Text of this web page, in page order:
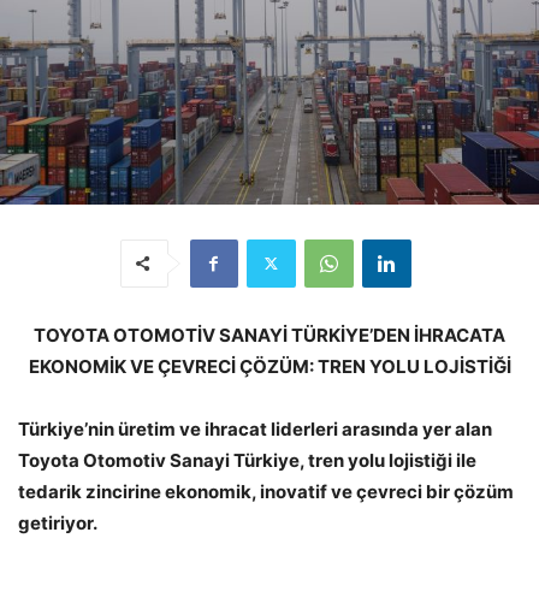
TOYOTA OTOMOTİV SANAYİ TÜRKİYE’DEN İHRACATA
EKONOMİK VE ÇEVRECİ ÇÖZÜM: TREN YOLU LOJİSTİĞİ
Türkiye’nin üretim ve ihracat liderleri arasında yer alan
Toyota Otomotiv Sanayi Türkiye, tren yolu lojistiği ile
tedarik zincirine ekonomik, inovatif ve çevreci bir çözüm
getiriyor.